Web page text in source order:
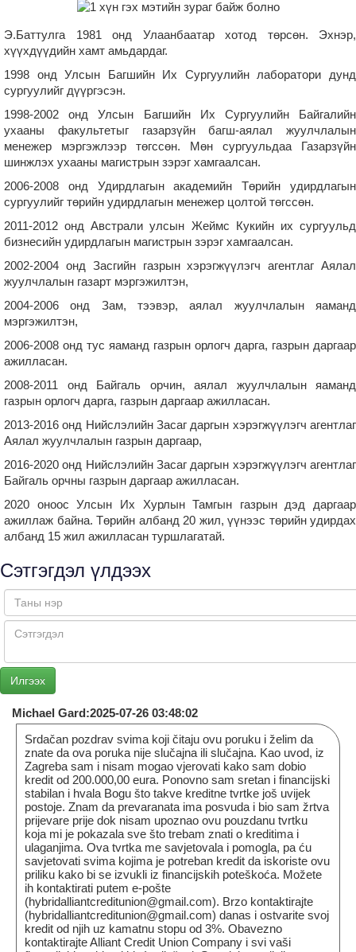
Э.Баттулга 1981 онд Улаанбаатар хотод төрсөн. Эхнэр,
хүүхдүүдийн хамт амьдардаг.
1998 онд Улсын Багшийн Их Сургуулийн лаборатори дунд
сургуулийг дүүргэсэн.
1998-2002 онд Улсын Багшийн Их Сургуулийн Байгалийн
ухааны факультетыг газарзүйн багш-аялал жуулчлалын
менежер мэргэжлээр төгссөн. Мөн сургуульдаа Газарзүйн
шинжлэх ухааны магистрын зэрэг хамгаалсан.
2006-2008 онд Удирдлагын академийн Төрийн удирдлагын
сургуулийг төрийн удирдлагын менежер цолтой төгссөн.
2011-2012 онд Австрали улсын Жеймс Кукийн их сургуульд
бизнесийн удирдлагын магистрын зэрэг хамгаалсан.
2002-2004 онд Засгийн газрын хэрэгжүүлэгч агентлаг Аялал
жуулчлалын газарт мэргэжилтэн,
2004-2006 онд Зам, тээвэр, аялал жуулчлалын яаманд
мэргэжилтэн,
2006-2008 онд тус яаманд газрын орлогч дарга, газрын даргаар
ажилласан.
2008-2011 онд Байгаль орчин, аялал жуулчлалын яаманд
газрын орлогч дарга, газрын даргаар ажилласан.
2013-2016 онд Нийслэлийн Засаг даргын хэрэгжүүлэгч агентлаг
Аялал жуулчлалын газрын даргаар,
2016-2020 онд Нийслэлийн Засаг даргын хэрэгжүүлэгч агентлаг
Байгаль орчны газрын даргаар ажилласан.
2020 оноос Улсын Их Хурлын Тамгын газрын дэд даргаар
ажиллаж байна. Төрийн албанд 20 жил, үүнээс төрийн удирдах
албанд 15 жил ажилласан туршлагатай.
Сэтгэгдэл үлдээх
Michael Gard:2025-07-26 03:48:02
Srdačan pozdrav svima koji čitaju ovu poruku i želim da
znate da ova poruka nije slučajna ili slučajna. Kao uvod, iz
Zagreba sam i nisam mogao vjerovati kako sam dobio
kredit od 200.000,00 eura. Ponovno sam sretan i financijski
stabilan i hvala Bogu što takve kreditne tvrtke još uvijek
postoje. Znam da prevaranata ima posvuda i bio sam žrtva
prijevare prije dok nisam upoznao ovu pouzdanu tvrtku
koja mi je pokazala sve što trebam znati o kreditima i
ulaganjima. Ova tvrtka me savjetovala i pomogla, pa ću
savjetovati svima kojima je potreban kredit da iskoriste ovu
priliku kako bi se izvukli iz financijskih poteškoća. Možete
ih kontaktirati putem e-pošte
(hybridalliantcreditunion@gmail.com). Brzo kontaktirajte
(hybridalliantcreditunion@gmail.com) danas i ostvarite svoj
kredit od njih uz kamatnu stopu od 3%. Obavezno
kontaktirajte Alliant Credit Union Company i svi vaši